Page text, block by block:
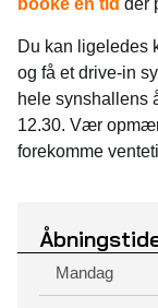
booke en tid der
Du kan ligeledes
og få et drive-in
hele synshallens
12.30. Vær
forekomme
Mandag